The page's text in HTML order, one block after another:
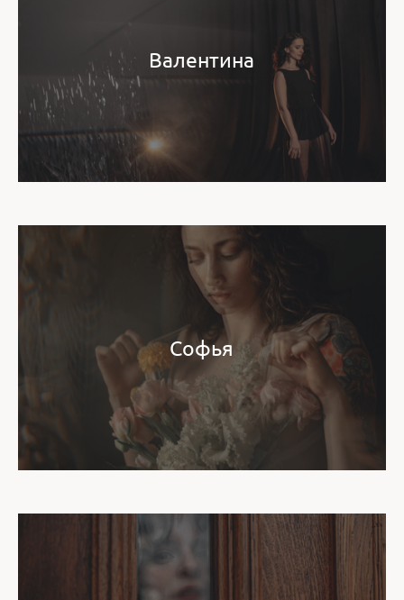
Валентина
Софья